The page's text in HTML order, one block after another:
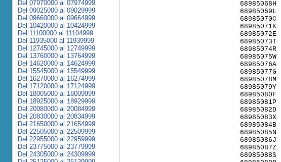
68985068H
68985069L
68985070C
68985071K
68985072E
68985073T
68985074R
68985075W
68985076A
68985077G
68985078M
68985079Y
68985080F
68985081P
68985082D
68985083X
68985084B
68985085N
68985086J
68985087Z
68985088S
Del 07970000 al 07974999
Del 09025000 al 09029999
Del 09660000 al 09664999
Del 10420000 al 10424999
Del 11100000 al 11104999
Del 11935000 al 11939999
Del 12745000 al 12749999
Del 13760000 al 13764999
Del 14620000 al 14624999
Del 15545000 al 15549999
Del 16270000 al 16274999
Del 17120000 al 17124999
Del 18005000 al 18009999
Del 18925000 al 18929999
Del 20080000 al 20084999
Del 20830000 al 20834999
Del 21650000 al 21654999
Del 22505000 al 22509999
Del 22955000 al 22959999
Del 23775000 al 23779999
Del 24305000 al 24309999